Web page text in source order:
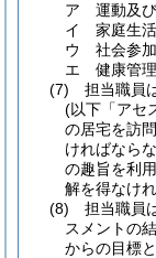
ア
運動及
イ
家庭生
ウ
社会参
エ
健康管理
(7)
担当職員
(以下「アセ
の居宅を訪
ければならな
の趣旨を利
解を得なけ
(8)
担当職員
スメントの
からの目標